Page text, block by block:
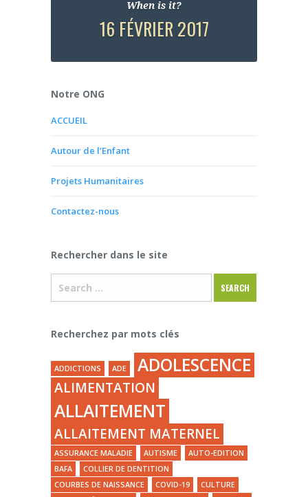
When is it?
16 FÉVRIER 2017
Notre ONG
ACCUEIL
Autour de l’Enfant
Projets Humanitaires
Contactez-nous
Rechercher dans le site
Recherchez par mots clés
ADDICTIONS ADE ADOLESCENCE
ALIMENTATION
ALLAITEMENT
ALLAITEMENT MATERNEL
ASSURANCE MALADIE AUTISME
AUTO-EDITION
BAFA
COLLIER DE DENTITION
COURBES DE NAISSANCE
COVID-19
CULTURE